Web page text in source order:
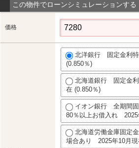
この物件でローンシミュレーションする
価格
北洋銀行 固定金利特
(0.850％)
北海道銀行 固定金
在 (0.850％)
イオン銀行 全期間
80％以上お借入れ 2025
北海道労働金庫固定
場合あり 2025年10月現